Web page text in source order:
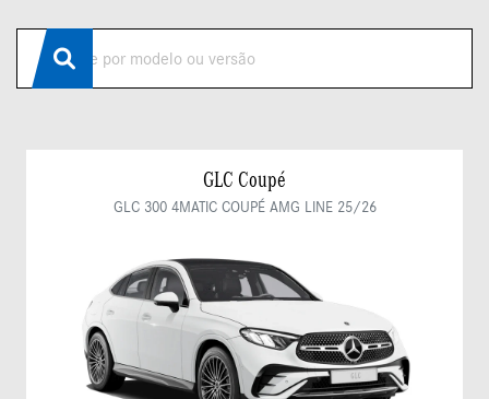
GLC Coupé
GLC 300 4MATIC COUPÉ AMG LINE 25/26